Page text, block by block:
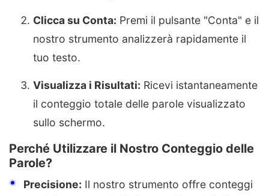
Clicca su Conta: Premi il pulsante "Conta" e il
nostro strumento analizzerà rapidamente il
tuo testo.
Visualizza i Risultati: Ricevi istantaneamente
il conteggio totale delle parole visualizzato
sullo schermo.
Perché Utilizzare il Nostro Conteggio delle
Parole?
Precisione: Il nostro strumento offre conteggi